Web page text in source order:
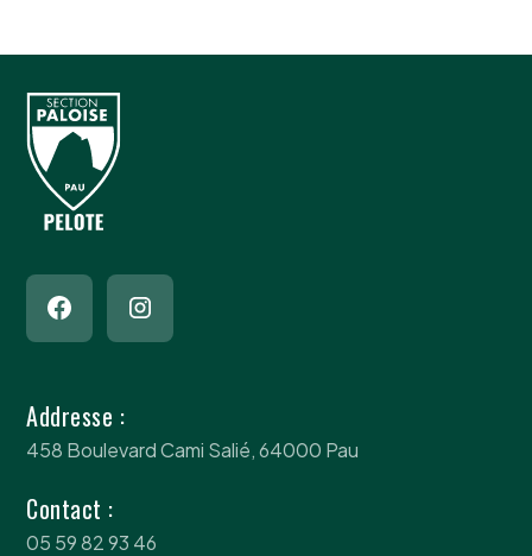
Addresse :
458 Boulevard Cami Salié, 64000 Pau
Contact :
05 59 82 93 46